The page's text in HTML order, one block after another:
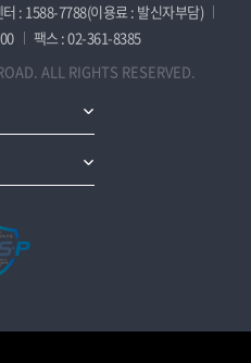
: 1588-7788(이용료 : 발신자부담)
팩스 : 02-361-8385
ALL RIGHTS RESERVED.